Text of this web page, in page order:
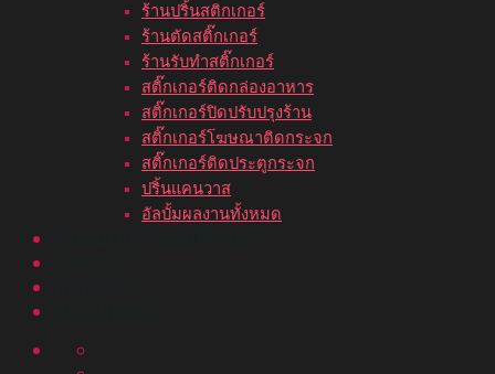
ร้านปริ้นสติกเกอร์
ร้านตัดสติ๊กเกอร์
ร้านรับทำสติ๊กเกอร์
สติ๊กเกอร์ติดกล่องอาหาร
สติ๊กเกอร์ปิดปรับปรุงร้าน
สติ๊กเกอร์โฆษณาติดกระจก
สติ๊กเกอร์ติดประตูกระจก
ปริ้นแคนวาส
อัลบั้มผลงานทั้งหมด